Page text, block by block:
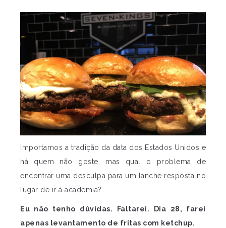
Importamos a tradição da data dos Estados Unidos e
há quem não goste, mas qual o problema de
encontrar uma desculpa para um lanche resposta no
lugar de ir à academia?
Eu não tenho dúvidas. Faltarei. Dia 28, farei
apenas levantamento de fritas com ketchup.